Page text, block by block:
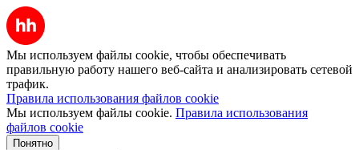
Мы используем файлы cookie, чтобы обеспечивать
правильную работу нашего веб-сайта и анализировать сетевой
трафик.
Правила использования файлов cookie
Мы используем файлы cookie. Правила использования
файлов cookie
Понятно